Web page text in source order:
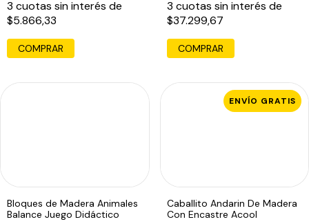
3 cuotas sin interés de
$5.866,33
COMPRAR
3 cuotas sin interés de
$37.299,67
COMPRAR
Bloques de Madera Animales
Balance Juego Didáctico
ENVÍO GRATIS
Caballito Andarin De Madera
Con Encastre Acool